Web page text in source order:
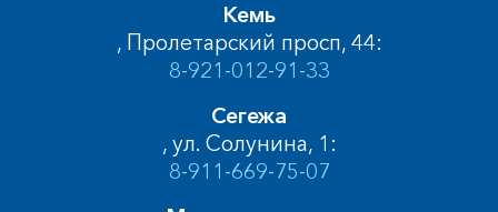
Кемь
, Пролетарский просп, 44:
8-921-012-91-33
Сегежа
, ул. Солунина, 1:
8-911-669-75-07